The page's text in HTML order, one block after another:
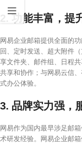
2. 功能丰富，提
网易企业邮箱提供全面的
回、定时发送、超大附件
享文件夹、邮件组、日程
共享和协作；与网易云信
式办公体验。
3. 品牌实力强，
网易作为国内最早涉足邮
术研发经验。网易企业邮